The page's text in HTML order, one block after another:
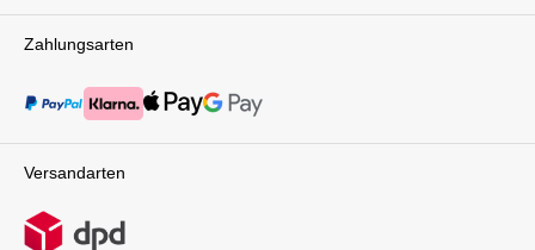
Zahlungsarten
Versandarten